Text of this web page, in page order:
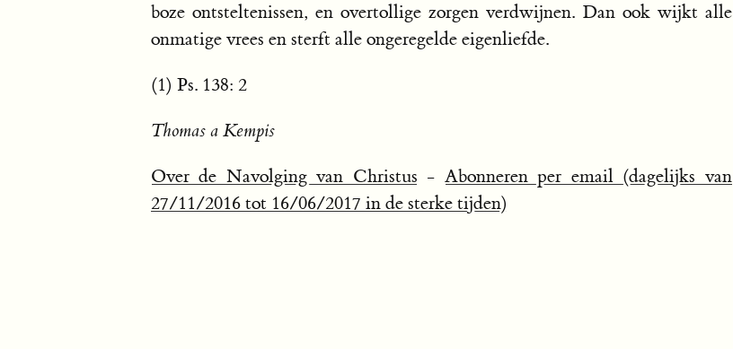
boze ontsteltenissen, en overtollige zorgen verdwijnen. Dan ook wijkt alle
onmatige vrees en sterft alle ongeregelde eigenliefde.
(1) Ps. 138: 2
Thomas a Kempis
Over de Navolging van Christus - Abonneren per email (dagelijks van
27/11/2016 tot 16/06/2017 in de sterke tijden)